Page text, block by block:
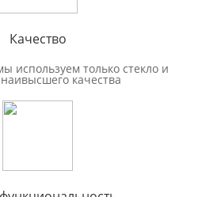
Качество
используем только стекло и
качества